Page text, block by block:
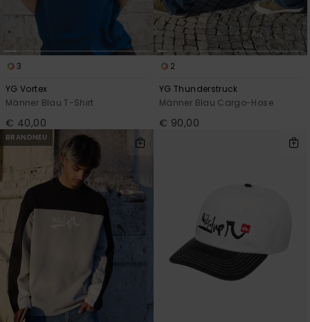
3
YG Vortex
Männer Blau T-Shirt
€ 40,00
2
YG Thunderstruck
Männer Blau Cargo-Hose
€ 90,00
BRANDNEU